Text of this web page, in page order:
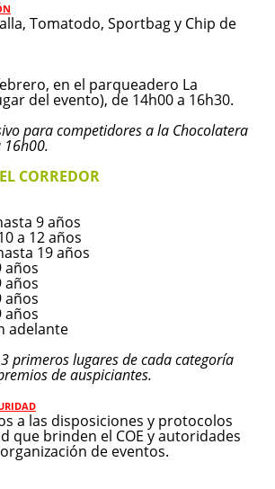
Tomatodo, Sportbag y Chip de
en el parqueadero La
del evento), de 14h00 a 16h30.
para competidores a la Chocolatera
16h00.
CORREDOR
9 años
a 12 años
19 años
años
años
años
años
adelante
primeros lugares de cada categoría
de auspiciantes.
a las disposiciones y protocolos
que brinden el COE y autoridades
de eventos.